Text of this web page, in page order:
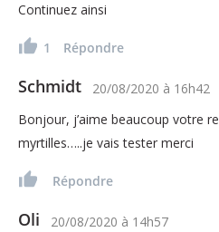
Continuez ainsi
1 Répondre
Schmidt 20/08/2020 à 16h42
Bonjour, j’aime beaucoup votre
myrtilles…..je vais tester merci
Répondre
Oli 20/08/2020 à 14h57